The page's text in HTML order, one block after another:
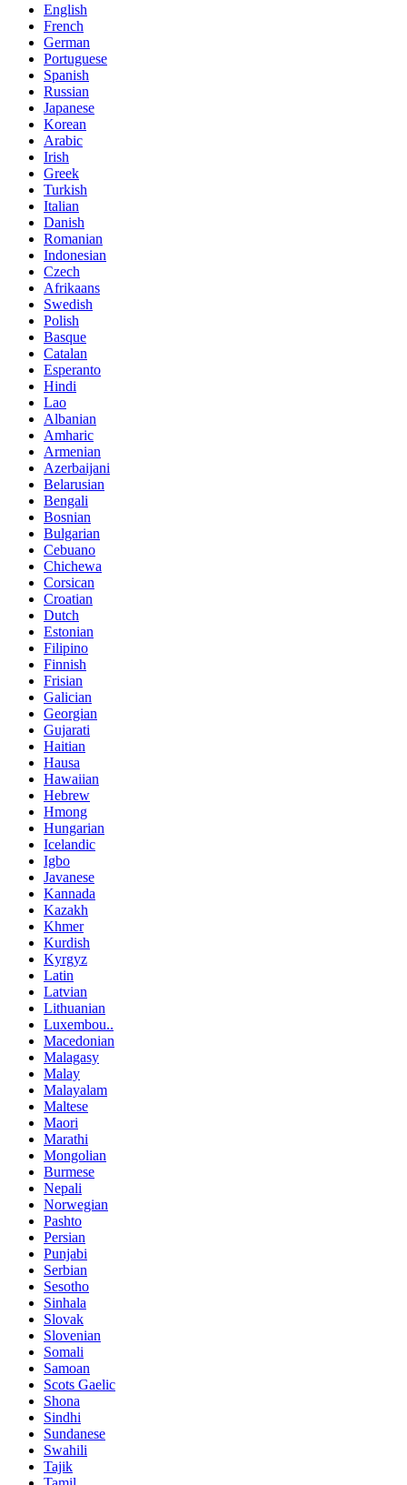
English
French
German
Portuguese
Spanish
Russian
Japanese
Korean
Arabic
Irish
Greek
Turkish
Italian
Danish
Romanian
Indonesian
Czech
Afrikaans
Swedish
Polish
Basque
Catalan
Esperanto
Hindi
Lao
Albanian
Amharic
Armenian
Azerbaijani
Belarusian
Bengali
Bosnian
Bulgarian
Cebuano
Chichewa
Corsican
Croatian
Dutch
Estonian
Filipino
Finnish
Frisian
Galician
Georgian
Gujarati
Haitian
Hausa
Hawaiian
Hebrew
Hmong
Hungarian
Icelandic
Igbo
Javanese
Kannada
Kazakh
Khmer
Kurdish
Kyrgyz
Latin
Latvian
Lithuanian
Luxembou..
Macedonian
Malagasy
Malay
Malayalam
Maltese
Maori
Marathi
Mongolian
Burmese
Nepali
Norwegian
Pashto
Persian
Punjabi
Serbian
Sesotho
Sinhala
Slovak
Slovenian
Somali
Samoan
Scots Gaelic
Shona
Sindhi
Sundanese
Swahili
Tajik